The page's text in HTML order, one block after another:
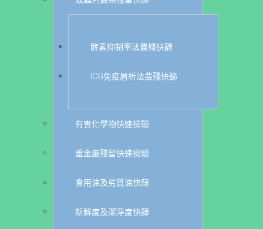
酵素抑制率法農殘快篩
ICG免疫層析法農殘快篩
有害化學物快速檢驗
重金屬殘留快速檢驗
食用油及劣質油快篩
新鮮度及潔淨度快篩